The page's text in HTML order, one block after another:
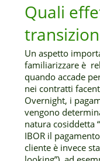
Quali
Un aspetto
familiarizzare è
quando accade
nei contratti
Overnight, i
vengono
natura cosiddetta
IBOR il
cliente è invece